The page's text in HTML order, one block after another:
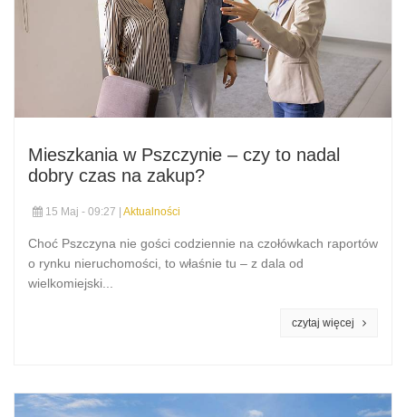
Mieszkania w Pszczynie – czy to nadal
dobry czas na zakup?
15 Maj - 09:27 | Aktualności
Choć Pszczyna nie gości codziennie na czołówkach raportów
o rynku nieruchomości, to właśnie tu – z dala od
wielkomiejski...